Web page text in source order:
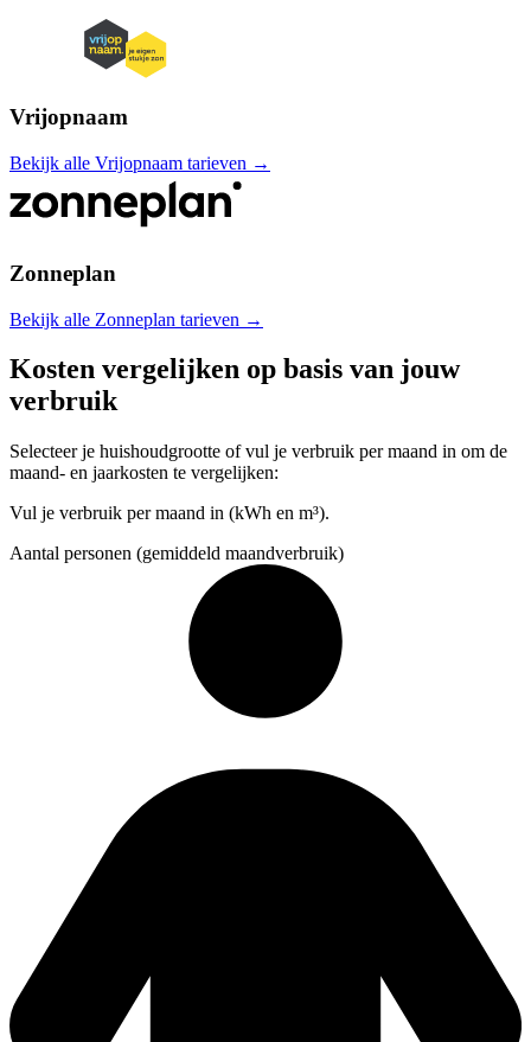
Vrijopnaam
Bekijk alle Vrijopnaam tarieven →
Zonneplan
Bekijk alle Zonneplan tarieven →
Kosten vergelijken op basis van jouw
verbruik
Selecteer je huishoudgrootte of vul je verbruik per maand in om de
maand- en jaarkosten te vergelijken:
Vul je verbruik per maand in (kWh en m³).
Aantal personen (gemiddeld maandverbruik)